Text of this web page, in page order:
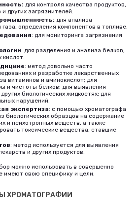
для контроля качества продуктов,
других загрязнителей.
для анализа
определения компонентов в топливе.
: для мониторинга загрязнения
: для разделения и анализа белков,
кислот.
: метод довольно часто
и разработке лекарственных
витаминов и аминокислот; для
и чистоты белков; для выявления
биологических жидкостях; для
нарушений.
экспертиза: с помощью хроматографа
биологических образцов на содержание
и психотропных веществ, а также
токсические вещества, ставшие
: метод используется для выявления
и других продуктов.
можно использовать в совершенно
имеют свою специфику и цели.
ХРОМАТОГРАФИИ